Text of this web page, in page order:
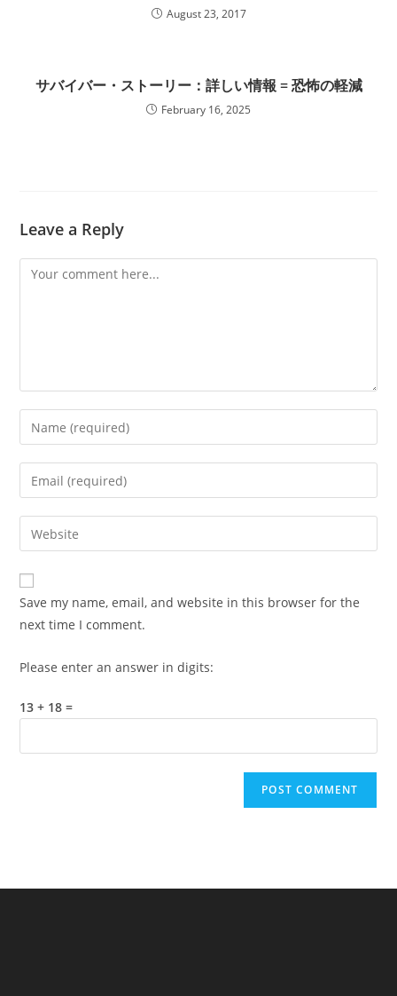
August 23, 2017
サバイバー・ストーリー：詳しい情報 = 恐怖の軽減
February 16, 2025
Leave a Reply
Comment
Enter
your
name
comment
Enter
your
email
address
comment
Enter
your
website
URL
(optional)
Save my name, email, and website in this browser for the
next time I comment.
Please enter an answer in digits:
13 + 18 =